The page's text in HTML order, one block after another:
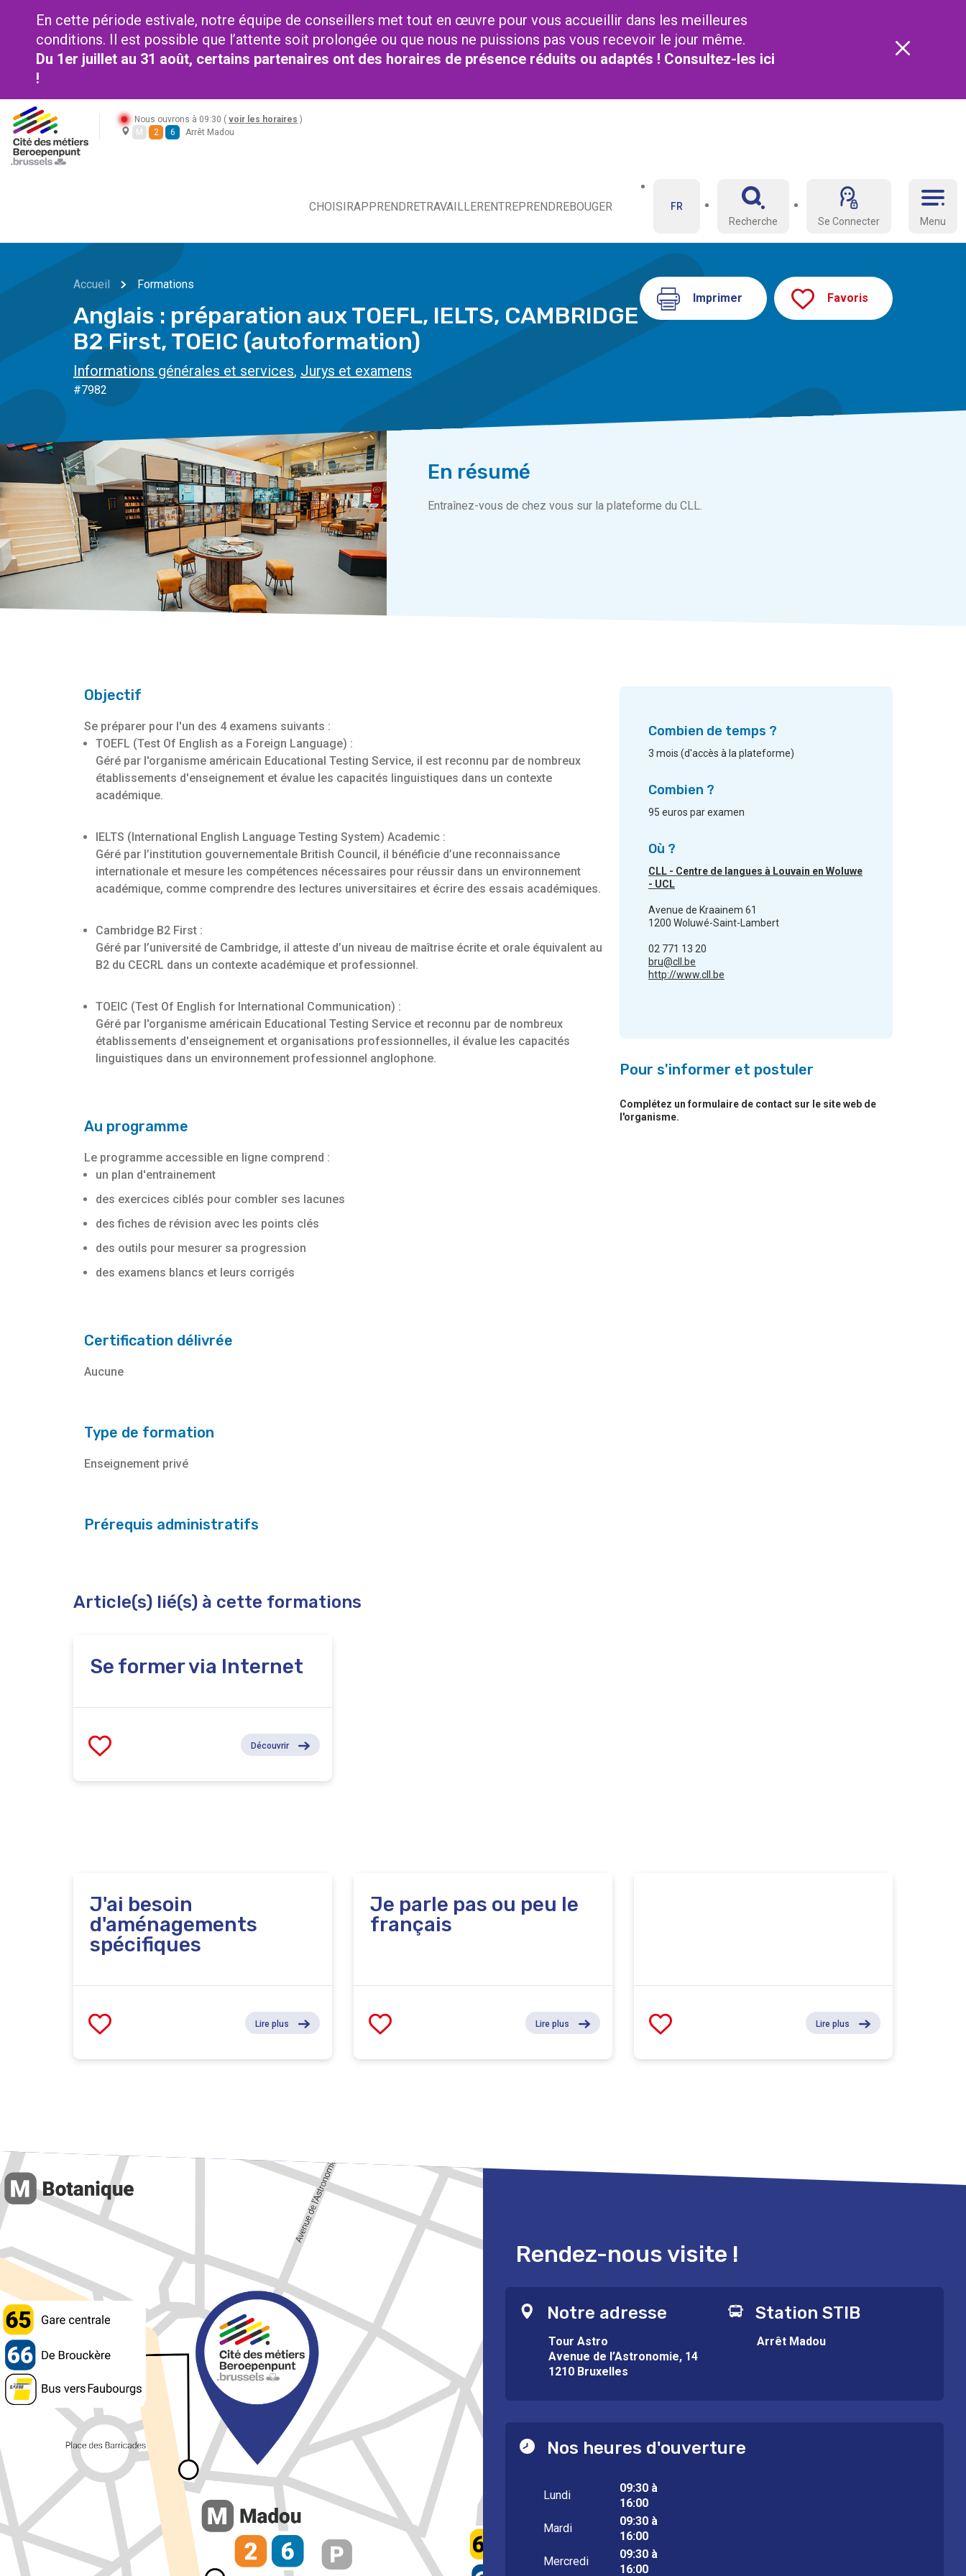
En cette période estivale, notre équipe de conseillers met tout en œuvre pour vous accueillir dans les meilleures
conditions. Il est possible que l’attente soit prolongée ou que nous ne puissions pas vous recevoir le jour même.
Du 1er juillet au 31 août, certains partenaires ont des horaires de présence réduits ou adaptés ! Consultez-les ici
!
Nous ouvrons à 09:30 ( voir les horaires )
M
2 6 Arrêt Madou
CHOISIRAPPRENDRETRAVAILLERENTREPRENDREBOUGER
Menu
FR
Recherche
Se Connecter
Accueil Formations
Anglais : préparation aux TOEFL, IELTS, CAMBRIDGE
B2 First, TOEIC (autoformation)
Informations générales et services, Jurys et examens
#7982
Imprimer Favoris
En résumé
Entraînez-vous de chez vous sur la plateforme du CLL.
Objectif
Se préparer pour l'un des 4 examens suivants :
TOEFL (Test Of English as a Foreign Language) :
Géré par l'organisme américain Educational Testing Service, il est reconnu par de nombreux
établissements d'enseignement et évalue les capacités linguistiques dans un contexte
académique.
IELTS (International English Language Testing System) Academic :
Géré par l’institution gouvernementale British Council, il bénéficie d’une reconnaissance
internationale et mesure les compétences nécessaires pour réussir dans un environnement
académique, comme comprendre des lectures universitaires et écrire des essais académiques.
Cambridge B2 First :
Géré par l’université de Cambridge, il atteste d’un niveau de maîtrise écrite et orale équivalent au
B2 du CECRL dans un contexte académique et professionnel.
TOEIC (Test Of English for International Communication) :
Géré par l'organisme américain Educational Testing Service et reconnu par de nombreux
établissements d'enseignement et organisations professionnelles, il évalue les capacités
linguistiques dans un environnement professionnel anglophone.
Au programme
Le programme accessible en ligne comprend :
un plan d'entrainement
des exercices ciblés pour combler ses lacunes
des fiches de révision avec les points clés
des outils pour mesurer sa progression
des examens blancs et leurs corrigés
Certification délivrée
Aucune
Type de formation
Enseignement privé
Prérequis administratifs
Combien de temps ?
3 mois (d'accès à la plateforme)
Combien ?
95 euros par examen
Où ?
CLL - Centre de langues à Louvain en Woluwe
- UCL
Avenue de Kraainem 61
1200 Woluwé-Saint-Lambert
02 771 13 20
bru@cll.be
http://www.cll.be
Pour s'informer et postuler
Complétez un formulaire de contact sur le site web de
l'organisme.
Article(s) lié(s) à cette formations
Se former via Internet
Découvrir
J'ai besoin
d'aménagements
spécifiques
Lire plus
Je parle pas ou peu le
français
Lire plus Lire plus
Rendez-nous visite !
Notre adresse
Tour Astro
Avenue de l’Astronomie, 14
1210 Bruxelles
Station STIB
Arrêt Madou
Nos heures d'ouverture
Lundi
09:30 à
16:00
Mardi
09:30 à
16:00
Mercredi
09:30 à
16:00